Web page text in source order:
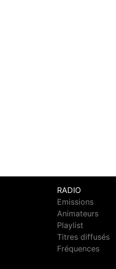
RADIO
Emissions
Animateurs
Playlist
Titres diffusés
Fréquences